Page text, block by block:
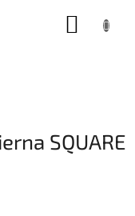
SQUARE